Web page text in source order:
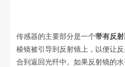
传感器的主要部分是一个带有反
棱镜被引导到反射镜上，以便让
合到返回光纤中。如果反射镜的